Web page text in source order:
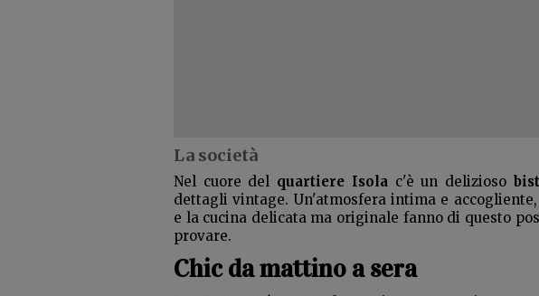
La società
Nel cuore del quartiere Isolac'è un delizioso
dettagli vintage. Un'atmosfera intima e
e la cucina delicata ma originale fanno di questo
provare.
Chic da mattino a sera